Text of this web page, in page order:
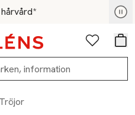
- Shoppa nu
Favoriter
Tröjor